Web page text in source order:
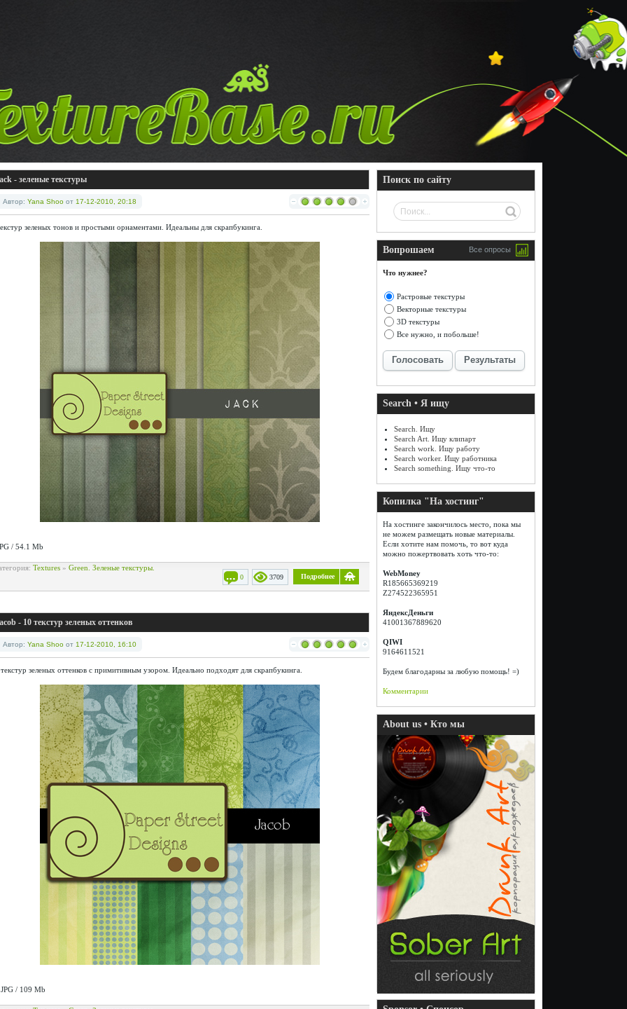
- зеленые текстуры
Автор: Yana Shooот 17-12-2010, 20:18
зеленых тонов и простыми орнаментами. Идеальны для скрапбукинга.
/ 54.1 Mb
Textures» Green. Зеленые текстуры.
Подробнее
3709
0
- 10 текстур зеленых оттенков
Автор: Yana Shooот 17-12-2010, 16:10
зеленых оттенков с примитивным узором. Идеально подходят для скрапбукинга.
/ 109 Mb
Поиск по сайту
Вопрошаем Все опросы
Что нужнее?
Растровые текстуры
Векторные текстуры
3D текстуры
Все нужно, и побольше!
Голосовать Результаты
Search • Я ищу
Search. Ищу
Search Art. Ищу клипарт
Search work. Ищу работу
Search worker. Ищу работника
Search something. Ищу что-то
Копилка "На хостинг"
На хостинге закончилось место, пока мы
не можем размещать новые материалы.
Если хотите нам помочь, то вот куда
можно пожертвовать хоть что-то:
WebMoney
R185665369219
Z274522365951
ЯндексДеньги
41001367889620
QIWI
9164611521
Будем благодарны за любую помощь! =)
Комментарии
About us • Кто мы